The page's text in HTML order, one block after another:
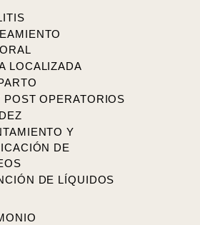
LOCALIZADA
POST OPERATORIOS
Y
DE
DE LÍQUIDOS